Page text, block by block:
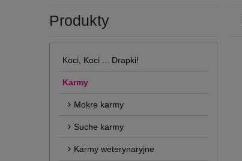
Produkty
Koci, Koci ... Drapki!
Karmy
Mokre karmy
Suche karmy
Karmy weterynaryjne